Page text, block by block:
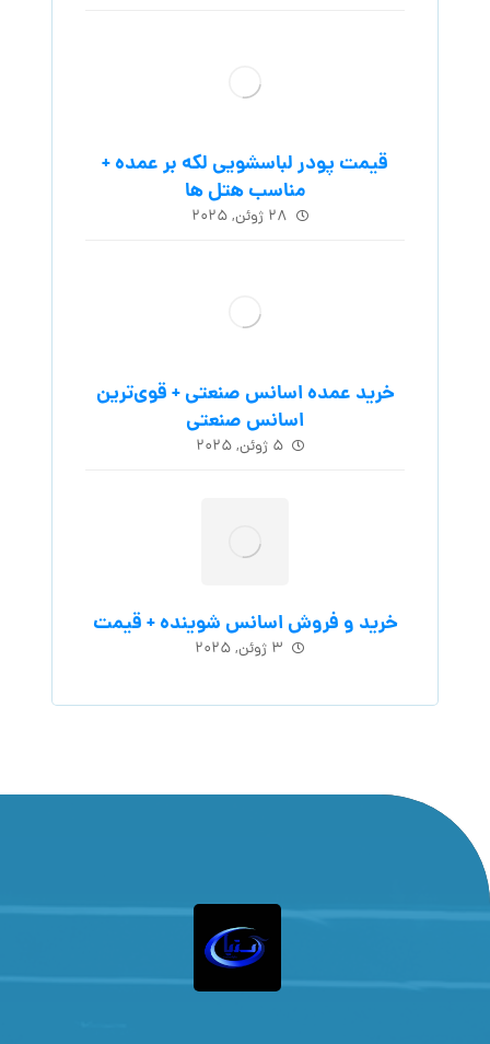
قیمت پودر لباسشویی لکه بر عمده +
مناسب هتل ها
۲۸ ژوئن, ۲۰۲۵
خرید عمده اسانس صنعتی + قوی‌ترین
اسانس‌ صنعتی
۵ ژوئن, ۲۰۲۵
خرید و فروش اسانس شوینده + قیمت
۳ ژوئن, ۲۰۲۵